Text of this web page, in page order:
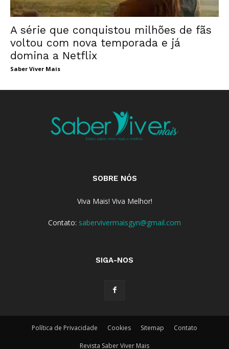
A série que conquistou milhões de fãs
voltou com nova temporada e já
domina a Netflix
Saber Viver Mais
SOBRE NÓS
Viva Mais! Viva Melhor!
Contato: sabervivermaisgyn@gmail.com
SIGA-NOS
Política de Privacidade Cookies Sitemap Contato
Revista Saber Viver Mais